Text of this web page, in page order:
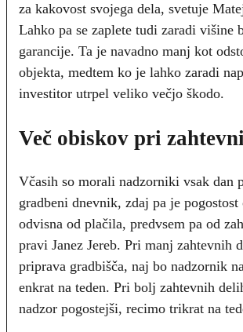
za kakovost svojega dela, svetuje
Lahko pa se zaplete tudi zaradi višine
garancije. Ta je navadno manj kot
objekta, medtem ko je lahko zaradi
investitor utrpel veliko večjo škodo.
Več obiskov pri
Včasih so morali nadzorniki vsak dan
gradbeni dnevnik, zdaj pa je
odvisna od plačila, predvsem pa od
pravi Janez Jereb. Pri manj zahtevnih
priprava gradbišča, naj bo nadzornik
enkrat na teden. Pri bolj zahtevnih
nadzor pogostejši, recimo trikrat na